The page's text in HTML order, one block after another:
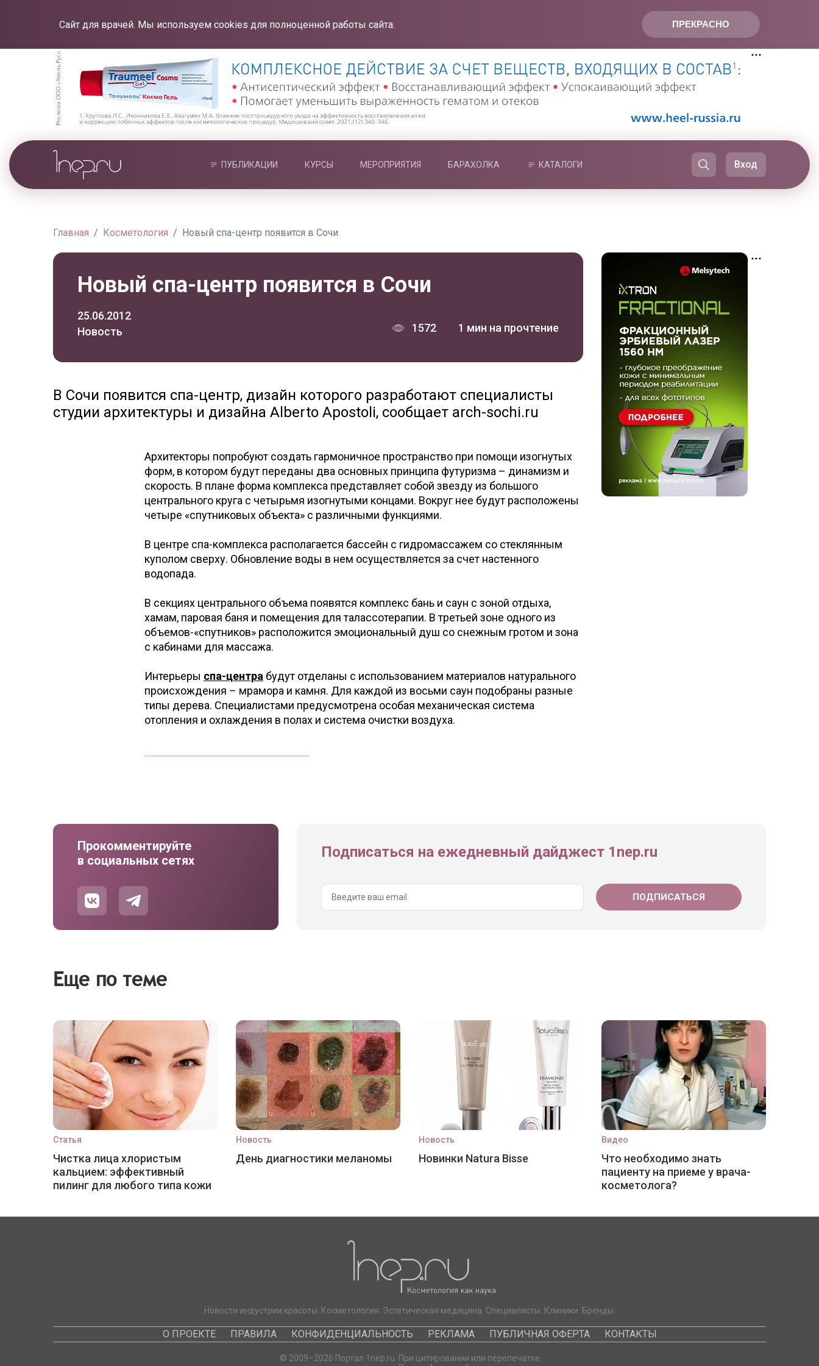
ПРЕКРАСНО
Сайт для врачей. Мы используем cookies для полноценной работы сайта.
ПУБЛИКАЦИИ КУРСЫ МЕРОПРИЯТИЯ БАРАХОЛКА КАТАЛОГИ Вход
Главная Косметология Новый спа-центр появится в Сочи
Новый спа-центр появится в Сочи
25.06.2012
Новость
1572 1 мин на прочтение
В Сочи появится спа-центр, дизайн которого разработают специалисты
студии архитектуры и дизайна Alberto Apostoli, сообщает arch-sochi.ru
Архитекторы попробуют создать гармоничное пространство при помощи изогнутых
форм, в котором будут переданы два основных принципа футуризма – динамизм и
скорость. В плане форма комплекса представляет собой звезду из большого
центрального круга с четырьмя изогнутыми концами. Вокруг нее будут расположены
четыре «спутниковых объекта» с различными функциями.
В центре спа-комплекса располагается бассейн с гидромассажем со стеклянным
куполом сверху. Обновление воды в нем осуществляется за счет настенного
водопада.
В секциях центрального объема появятся комплекс бань и саун с зоной отдыха,
хамам, паровая баня и помещения для талассотерапии. В третьей зоне одного из
объемов-«спутников» расположится эмоциональный душ со снежным гротом и зона
с кабинами для массажа.
Интерьеры спа-центра будут отделаны с использованием материалов натурального
происхождения – мрамора и камня. Для каждой из восьми саун подобраны разные
типы дерева. Специалистами предусмотрена особая механическая система
отопления и охлаждения в полах и система очистки воздуха.
Прокомментируйте
в социальных сетях
Подписаться на ежедневный дайджест 1nep.ru
Еще по теме
Статья
Чистка лица хлористым
кальцием: эффективный
пилинг для любого типа кожи
Новость
День диагностики меланомы
Новость
Новинки Natura Bisse
Видео
Что необходимо знать
пациенту на приеме у врача-
косметолога?
Новости индустрии красоты. Косметология. Эстетическая медицина. Специалисты. Клиники. Бренды.
О ПРОЕКТЕ ПРАВИЛА КОНФИДЕНЦИАЛЬНОСТЬ РЕКЛАМА ПУБЛИЧНАЯ ОФЕРТА КОНТАКТЫ
© 2009–2026 Портал 1nep.ru. При цитировании или перепечатке